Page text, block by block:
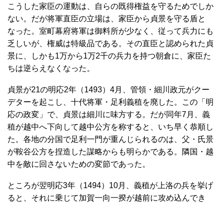
こうした家臣の運動は、自らの既得権益を守るためでしか
ない。だが将軍直臣の立場は、家臣から貞景を守る盾と
なった。室町幕府将軍は御料所が少なく、従って兵力にも
乏しいが、権威は特級品である。その直臣と認められた貞
景に、しかも1万から1万2千の兵力を持つ朝倉に、家臣た
ちは逆らえなくなった。
貞景が21の明応2年（1493）4月、管領・細川政元がクー
デターを起こし、十代将軍・足利義稙を廃した。この「明
応の政変」で、貞景は細川に味方する。だが同年7月、義
稙が越中へ下向して越中公方を称すると、いち早く恭順し
た。各地の分国で足利一門が重んじられるのは、父・氏景
が鞍谷公方を捏造した謀略からも明らかである。隣国・越
中を敵に回さないための変節であった。
ところが翌明応3年（1494）10月、義稙が上洛の兵を挙げ
ると、それに乗じて加賀一向一揆が越前に攻め込んでき